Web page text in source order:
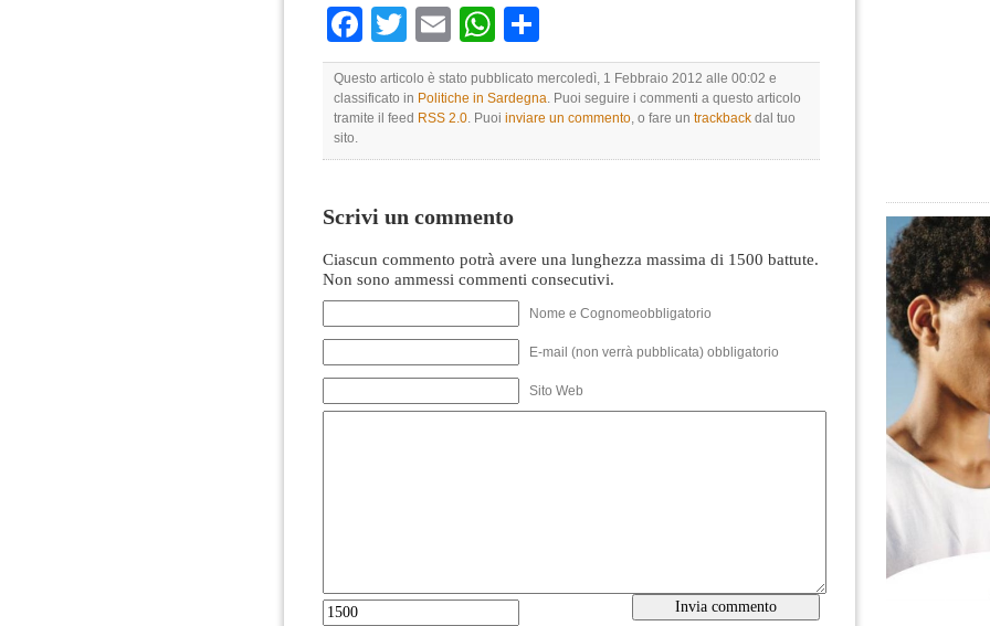
Facebook
TwitterEmailWhatsApp
Questo articolo è stato pubblicato mercoledì, 1 Febbraio 2012 alle 00:02 e
classificato in Politiche in Sardegna. Puoi seguire i commenti a questo articolo
tramite il feed RSS 2.0. Puoi inviare un commento, o fare un trackback dal tuo
sito.
Scrivi un commento
Ciascun commento potrà avere una lunghezza massima di 1500 battute.
Non sono ammessi commenti consecutivi.
Nome e Cognomeobbligatorio
E-mail (non verrà pubblicata) obbligatorio
Sito Web